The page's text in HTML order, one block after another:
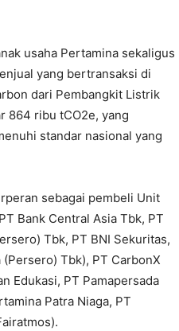
usaha Pertamina sekaligus
yang bertransaksi di
dari Pembangkit Listrik
864 ribu tCO2e, yang
standar nasional yang
sebagai pembeli Unit
Bank Central Asia Tbk, PT
Tbk, PT BNI Sekuritas,
Tbk), PT CarbonX
Edukasi, PT Pamapersada
Patra Niaga, PT